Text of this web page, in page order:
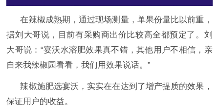
在辣椒成熟期，通过现场测量，单果份量比以前重，
据刘大哥说，目前有采购商出价比较高全都预定了。刘
大哥说： “宴沃水溶肥效果真不错，其他用户不相信，亲
自来我辣椒园看看，我们用效果说话。”
辣椒施肥选宴沃，实实在在达到了增产提质的效果，
保证用户的收益。